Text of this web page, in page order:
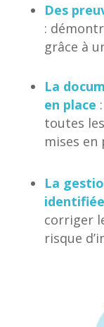
Des
:
grâce à
La
en place
toutes
mises en
La
corriger
risque